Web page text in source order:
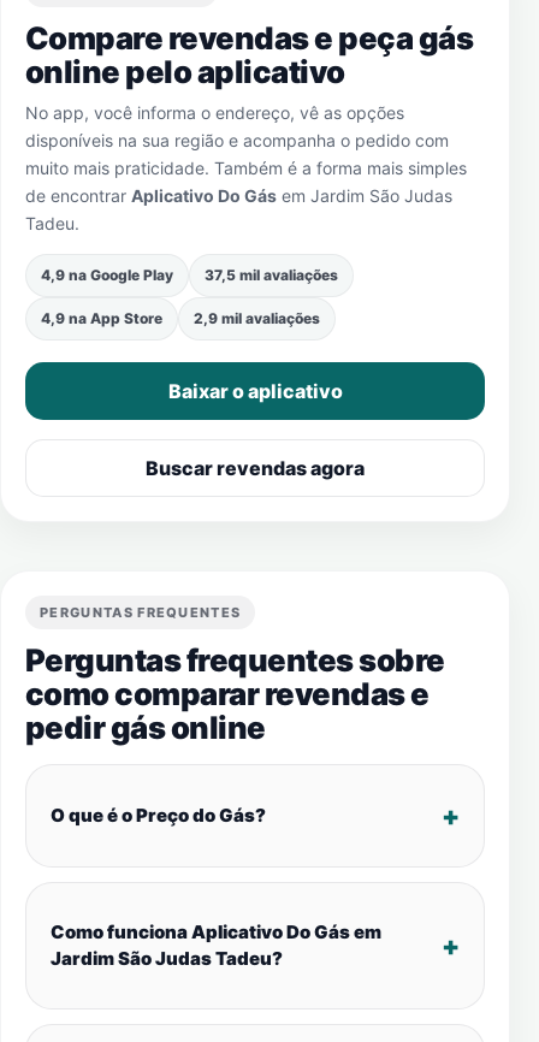
Compare revendas e peça gás
online pelo aplicativo
No app, você informa o endereço, vê as opções
disponíveis na sua região e acompanha o pedido com
muito mais praticidade. Também é a forma mais simples
de encontrar Aplicativo Do Gás em Jardim São Judas
Tadeu.
4,9 na Google Play 37,5 mil avaliações
4,9 na App Store 2,9 mil avaliações
Baixar o aplicativo
Buscar revendas agora
PERGUNTAS FREQUENTES
Perguntas frequentes sobre
como comparar revendas e
pedir gás online
O que é o Preço do Gás?
Como funciona Aplicativo Do Gás em
Jardim São Judas Tadeu?